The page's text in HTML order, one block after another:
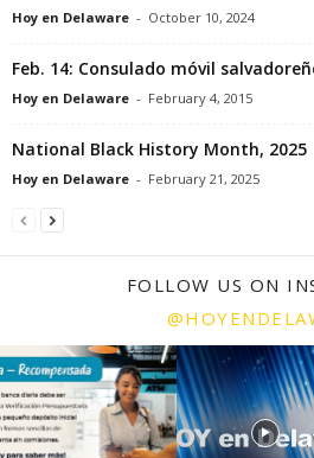
Hoy en Delaware - October 10, 2024
Feb. 14: Consulado móvil
Hoy en Delaware - February 4, 2015
National Black History Month, 2025
Hoy en Delaware - February 21, 2025
FOLLOW US ON